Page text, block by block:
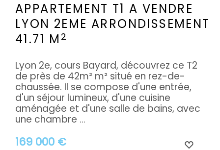
APPARTEMENT T1 A VENDRE
LYON 2EME ARRONDISSEMENT
41.71 M 2
169 000 €
Lyon 2e, cours Bayard, découvrez ce T2
de près de 42m² m² situé en rez-de-
chaussée. Il se compose d'une entrée,
d'un séjour lumineux, d'une cuisine
aménagée et d'une salle de bains, avec
une chambre ...